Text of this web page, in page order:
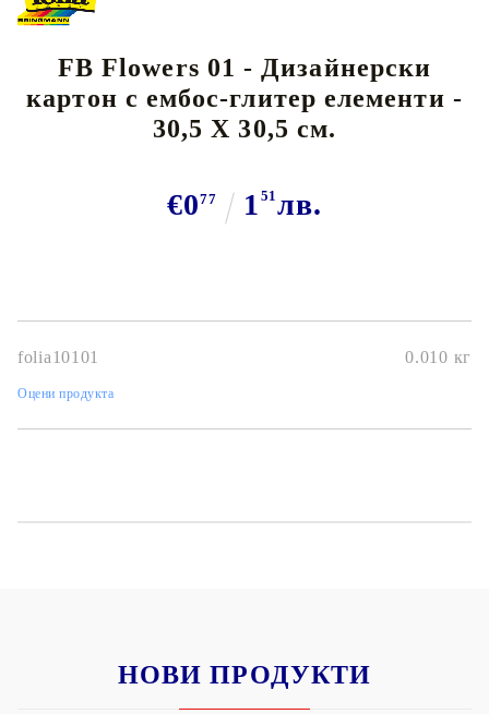
FB Flowers 01 - Дизайнерски
картон с ембос-глитер елементи -
30,5 Х 30,5 см.
€077 1 51 лв.
folia10101 0.010 кг
Оцени продукта
НОВИ ПРОДУКТИ